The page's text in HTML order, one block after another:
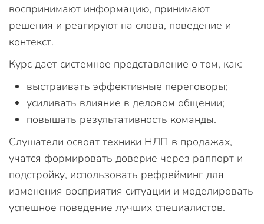
воспринимают информацию, принимают
решения и реагируют на слова, поведение и
контекст.
Курс дает системное представление о том, как:
выстраивать эффективные переговоры;
усиливать влияние в деловом общении;
повышать результативность команды.
Слушатели освоят техники НЛП в продажах,
учатся формировать доверие через раппорт и
подстройку, использовать рефрейминг для
изменения восприятия ситуации и моделировать
успешное поведение лучших специалистов.